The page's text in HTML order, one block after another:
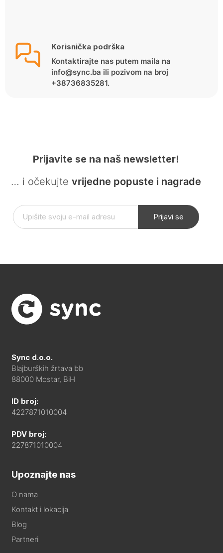
Korisnička podrška
Kontaktirajte nas putem maila na
info@sync.ba ili pozivom na broj
+38736835281.
Prijavite se na naš newsletter!
… i očekujte vrijedne popuste i nagrade
Prijavi se
Sync d.o.o.
Blajburških žrtava bb
88000 Mostar, BiH
ID broj:
4227871010004
PDV broj:
227871010004
Upoznajte nas
O nama
Kontakt i lokacija
Blog
Partneri